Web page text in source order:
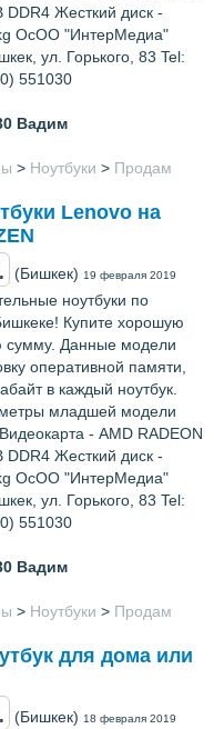
Жесткий диск -
ОсОО "ИнтерМедиа"
ул. Горького, 83 Tel:
551030
Вадим
> Ноутбуки > Продам
Lenovo на
(Бишкек) 19 февраля 2019
ноутбуки по
Купите хорошую
сумму. Данные модели
оперативной памяти,
в каждый ноутбук.
младшей модели
- AMD RADEON
Жесткий диск -
ОсОО "ИнтерМедиа"
ул. Горького, 83 Tel:
551030
Вадим
> Ноутбуки > Продам
для дома или
(Бишкек) 18 февраля 2019